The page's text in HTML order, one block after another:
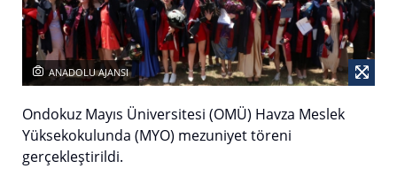
ANADOLU AJANSI
Ondokuz Mayıs Üniversitesi (OMÜ) Havza Meslek
Yüksekokulunda (MYO) mezuniyet töreni
gerçekleştirildi.